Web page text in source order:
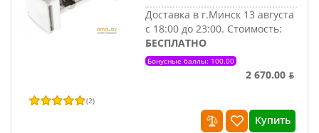
Доставка в г.Минск 13 августа
с 18:00 до 23:00. Стоимость:
БЕСПЛАТНО
Бонусные баллы: 100.00
2 670.00 ƃ
(2)
Купить